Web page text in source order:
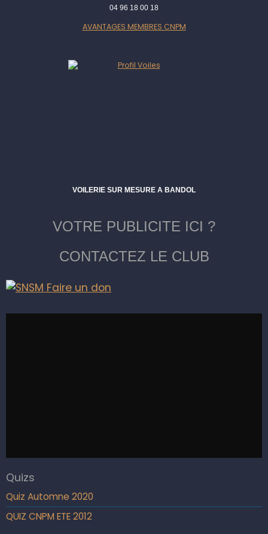
04 96 18 00 18
AVANTAGES MEMBRES CNPM
VOILERIE SUR MESURE A BANDOL
VOTRE PUBLICITE ICI ?
CONTACTEZ LE CLUB
Quizs
Quiz Automne 2020
QUIZ CNPM ETE 2012